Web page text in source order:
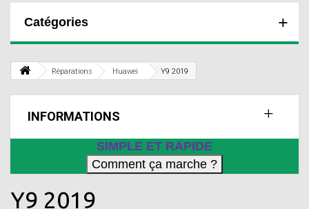
Catégories
Réparations Huawei Y9 2019
INFORMATIONS
SIMPLE ET RAPIDE
Y9 2019